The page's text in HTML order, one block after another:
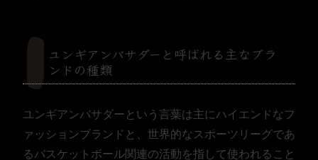
ユンギアンバサダーと呼ばれる主なブラ
ンドの種類
ユンギアンバサダーという言葉は主にハイエンドなフ
ァッションブランドと、世界的なスポーツリーグであ
るバスケットボール関連の活動を指して使われること